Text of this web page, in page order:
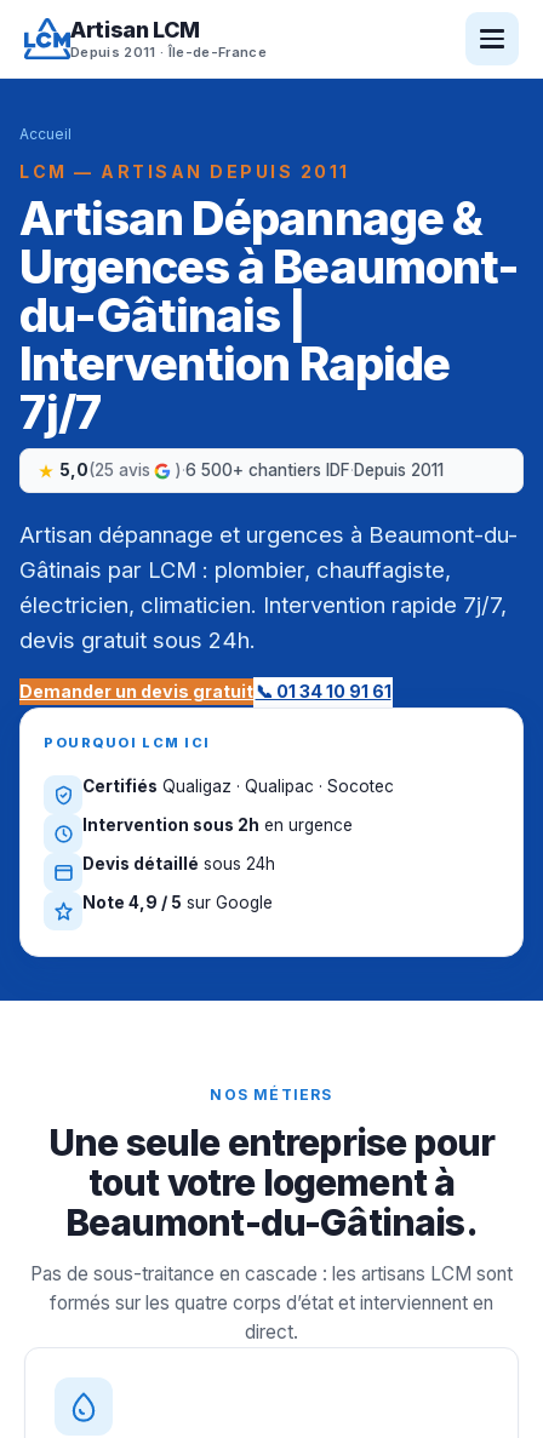
Artisan LCM
Depuis 2011 · Île-de-France
Accueil
LCM — ARTISAN DEPUIS 2011
Artisan Dépannage &
Urgences à Beaumont-
du-Gâtinais |
Intervention Rapide
7j/7
5,0(25 avis )·6 500+ chantiers IDF·Depuis 2011
Artisan dépannage et urgences à Beaumont-du-
Gâtinais par LCM : plombier, chauffagiste,
électricien, climaticien. Intervention rapide 7j/7,
devis gratuit sous 24h.
Demander un devis gratuit📞 01 34 10 91 61
POURQUOI LCM ICI
Certifiés Qualigaz · Qualipac · Socotec
Intervention sous 2h en urgence
Devis détaillé sous 24h
Note 4,9 / 5 sur Google
NOS MÉTIERS
Une seule entreprise pour
tout votre logement à
Beaumont-du-Gâtinais.
Pas de sous-traitance en cascade : les artisans LCM sont
formés sur les quatre corps d’état et interviennent en
direct.